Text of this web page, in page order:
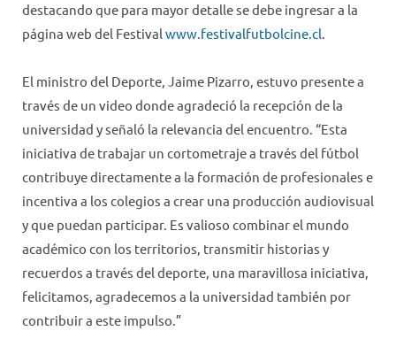
destacando que para mayor detalle se debe ingresar a la
página web del Festival www.festivalfutbolcine.cl.
El ministro del Deporte, Jaime Pizarro, estuvo presente a
través de un video donde agradeció la recepción de la
universidad y señaló la relevancia del encuentro. “Esta
iniciativa de trabajar un cortometraje a través del fútbol
contribuye directamente a la formación de profesionales e
incentiva a los colegios a crear una producción audiovisual
y que puedan participar. Es valioso combinar el mundo
académico con los territorios, transmitir historias y
recuerdos a través del deporte, una maravillosa iniciativa,
felicitamos, agradecemos a la universidad también por
contribuir a este impulso.”